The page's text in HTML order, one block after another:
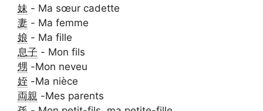
妹 - Ma sœur cadette
妻 - Ma femme
娘 - Ma fille
息子 - Mon fils
甥 -Mon neveu
姪 -Ma nièce
両親 -Mes parents